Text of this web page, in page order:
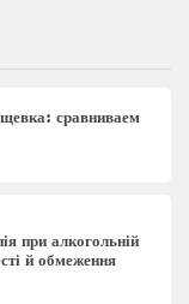
сравниваем
при алкогольній
й обмеження